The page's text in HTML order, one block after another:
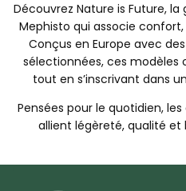
Découvrez Nature is Future,
Mephisto qui associe
Conçus en Europe avec
sélectionnées, ces
tout en s’inscrivant dans
Pensées pour le quotidien,
allient légèreté, qualité